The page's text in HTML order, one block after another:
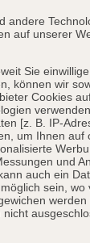
deutsch,
Gebühr,
andere
auf unserer
Sie
können wir
Cookies
[z. B. IP-
um Ihnen auf
und
auch ein
sein, wo